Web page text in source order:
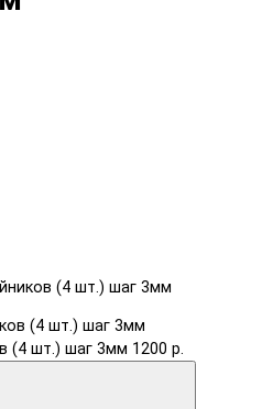
(4 шт.) шаг 3мм
(4 шт.) шаг 3мм 1200 р.